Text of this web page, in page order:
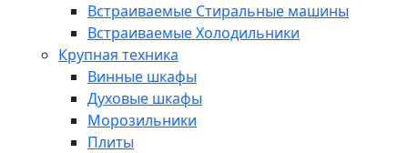
Встраиваемые Стиральные машины
Встраиваемые Холодильники
Крупная техника
Винные шкафы
Духовые шкафы
Морозильники
Плиты